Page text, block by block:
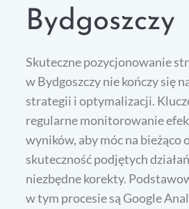
Bydgoszczy
Skuteczne pozycjonowanie
w Bydgoszczy nie kończy się
strategii i optymalizacji.
regularne monitorowanie
wyników, aby móc na bieżąco
skuteczność podjętych
niezbędne korekty.
w tym procesie są Google